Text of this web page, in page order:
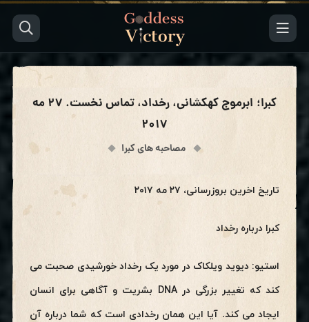
کبرا؛ ابرموج کهکشانی، رخداد، تماس نخست. ۲۷ مه
۲۰۱۷
مصاحبه های کبرا
تاریخ اخرین بروزرسانی، ۲۷ مه ۲۰۱۷
کبرا درباره رخداد
استیو: دیوید ویلکاک در مورد یک رخداد خورشیدی صحبت می
کند که تغییر بزرگی در DNA بشریت و آگاهی برای انسان
ایجاد می کند. آیا این همان رخدادی است که شما درباره آن